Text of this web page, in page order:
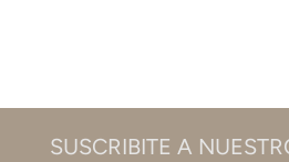
SUSCRIBITE A